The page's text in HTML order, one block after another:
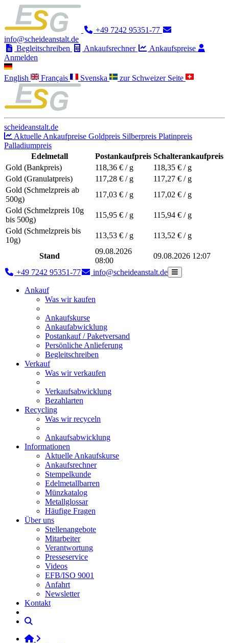
+49 7242 95351-77
info@scheideanstalt.de
Begleitschreiben
Ankaufsrechner
Ankaufspreise
Anmelden
English Français Svenska zur Schweizer Seite
scheideanstalt.de
Aktuelle Ankaufpreise Goldpreis Silberpreis Platinpreis
Palladiumpreis
Edelmetall
Postankaufpreis Schalterankaufpreis
Gold (Bankpreis)
118,36 € / g 118,35 € / g
Gold (Granulatpreis)
117,28 € / g 117,27 € / g
Gold (Schmelzpreis ab
500g)
117,03 € / g 117,02 € / g
Gold (Schmelzpreis 10g
bis 500g)
115,95 € / g 115,94 € / g
Gold (Schmelzpreis bis
10g)
113,53 € / g 113,52 € / g
Stand
09.08.2026
08:00
09.08.2026 12:07
+49 7242 95351-77 info@scheideanstalt.de
Ankauf
Was wir kaufen
Ankaufskurse
Ankaufabwicklung
Postankauf / Paketversand
Persönliche Anlieferung
Begleitschreiben
Verkauf
Was wir verkaufen
Verkaufsabwicklung
Bezahlarten
Recycling
Was wir recyceln
Ankaufsabwicklung
Informationen
Aktuelle Ankaufskurse
Ankaufsrechner
Stempelkunde
Edelmetallbarren
Münzkatalog
Metallglossar
Häufige Fragen
Über uns
Stellenangebote
Mitarbeiter
Verantwortung
Presseservice
Videos
EFB/ISO 9001
Anfahrt
Newsletter
Kontakt